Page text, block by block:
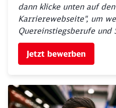
dann klicke unten auf
Karrierewebseite", um
Quereinstiegsberufe und
Jetzt bewerben
Abbrechen